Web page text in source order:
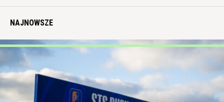
NAJNOWSZE